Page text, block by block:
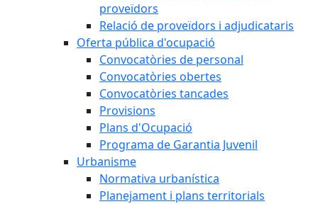
proveïdors
Relació de proveïdors i adjudicataris
Oferta pública d'ocupació
Convocatòries de personal
Convocatòries obertes
Convocatòries tancades
Provisions
Plans d'Ocupació
Programa de Garantia Juvenil
Urbanisme
Normativa urbanística
Planejament i plans territorials